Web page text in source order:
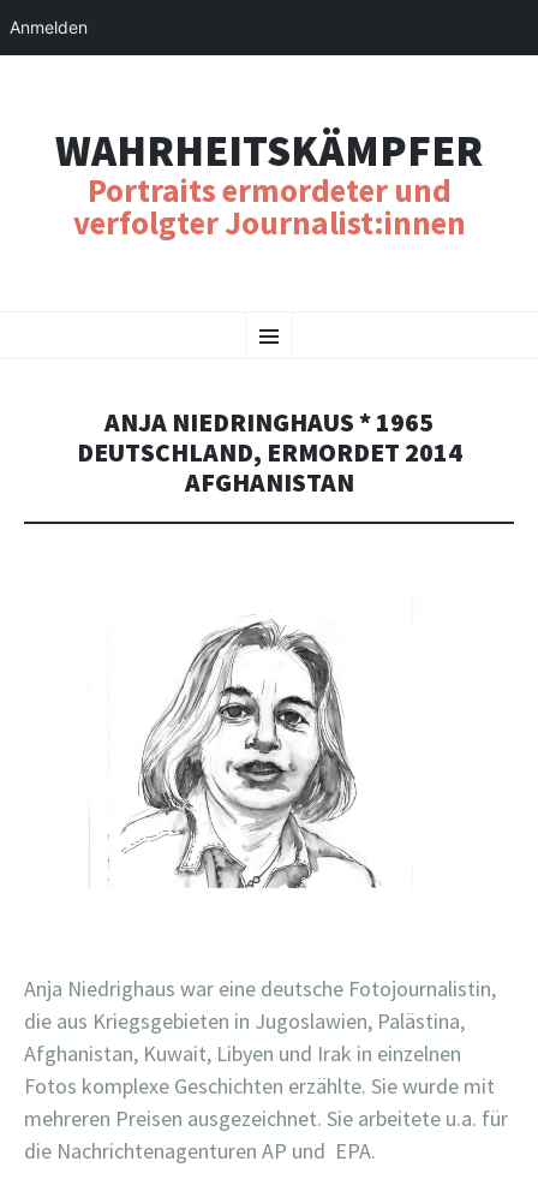
WAHRHEITSKÄMPFER
Portraits ermordeter und
verfolgter Journalist:innen
Menu
TO
ANJA NIEDRINGHAUS * 1965
DEUTSCHLAND, ERMORDET 2014
AFGHANISTAN
Anja Niedrighaus war eine deutsche Fotojournalistin,
die aus Kriegsgebieten in Jugoslawien, Palästina,
Afghanistan, Kuwait, Libyen und Irak in einzelnen
Fotos komplexe Geschichten erzählte. Sie wurde mit
mehreren Preisen ausgezeichnet. Sie arbeitete u.a. für
die Nachrichtenagenturen AP und EPA.
Anmelden